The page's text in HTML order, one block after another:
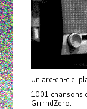
Un arc-en-ciel
1001 chansons
GrrrndZero.